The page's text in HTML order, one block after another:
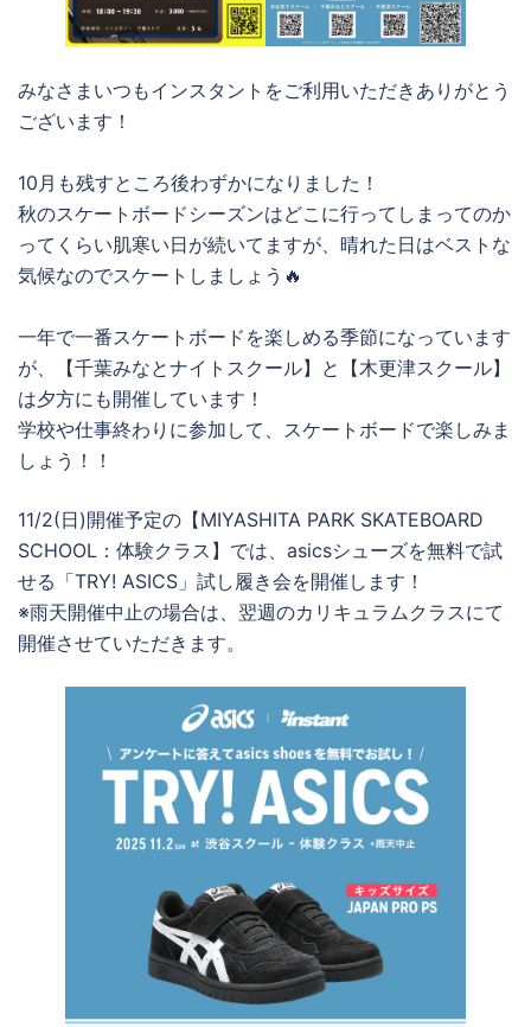
みなさまいつもインスタントをご利用いただきありがとう
ございます！
10月も残すところ後わずかになりました！
秋のスケートボードシーズンはどこに行ってしまってのか
ってくらい肌寒い日が続いてますが、晴れた日はベストな
気候なのでスケートしましょう🔥
一年で一番スケートボードを楽しめる季節になっています
が、【千葉みなとナイトスクール】と【木更津スクール】
は夕方にも開催しています！
学校や仕事終わりに参加して、スケートボードで楽しみま
しょう！！
11/2(日)開催予定の【MIYASHITA PARK SKATEBOARD
SCHOOL：体験クラス】では、asicsシューズを無料で試
せる「TRY! ASICS」試し履き会を開催します！
※雨天開催中止の場合は、翌週のカリキュラムクラスにて
開催させていただきます。